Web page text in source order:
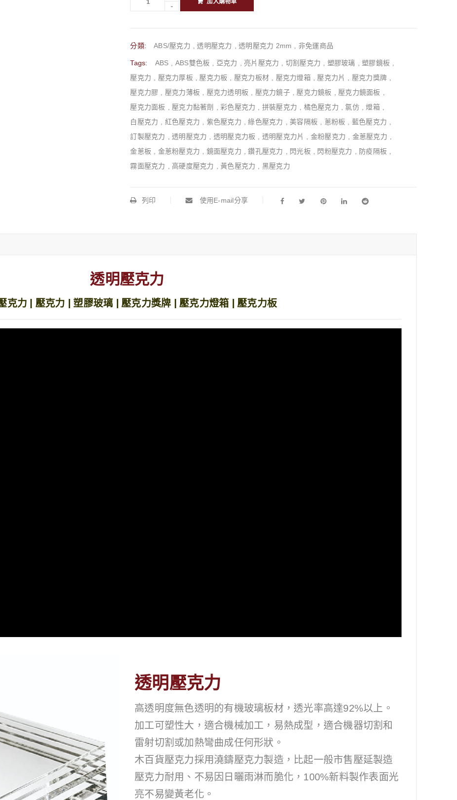
分類: ABS/壓克力 ,透明壓克力 ,透明壓克力 2mm 非免運商品
Tags: ABS ABS雙色板 亞克力 亮片壓克力 切割壓克力 塑膠玻璃 ,塑膠鏡板
壓克力
壓克力厚板 壓克力板 壓克力板材 壓克力燈箱 壓克力片 壓克力獎牌
壓克力膠
壓克力薄板 壓克力透明板 壓克力鏡子 壓克力鏡板 壓克力鏡面板
壓克力面板
壓克力黏著劑 ,彩色壓克力 拼裝壓克力 橘色壓克力 ,氯仿 ,燈箱
白壓克力
紅色壓克力 紫色壓克力 ,綠色壓克力 ,美容隔板 蔥粉板 藍色壓克力
訂製壓克力
,透明壓克力 透明壓克力板 透明壓克力片 金粉壓克力 金蔥壓克力
金蔥板
金蔥粉壓克力 鏡面壓克力 ,鑽孔壓克力 閃光板 閃粉壓克力 防疫隔板
霧面壓克力
高硬度壓克力 ,黃色壓克力 黑壓克力
列印 使用E-mail分享
透明壓克力
克力 | 壓克力 | 塑膠玻璃 | 壓克力獎牌 | 壓克力燈箱 | 壓克力板
透明壓克力
高透明度無色透明的有機玻璃板材，透光率高達92%以上。
加工可塑性大，適合機械加工，易熱成型，適合機器切割和
雷射切割或加熱彎曲成任何形狀。
木百貨壓克力採用澆鑄壓克力製造，比起一般市售壓延製造
壓克力耐用、不易因日曬雨淋而脆化，100%新料製作表面光
亮不易變黃老化。